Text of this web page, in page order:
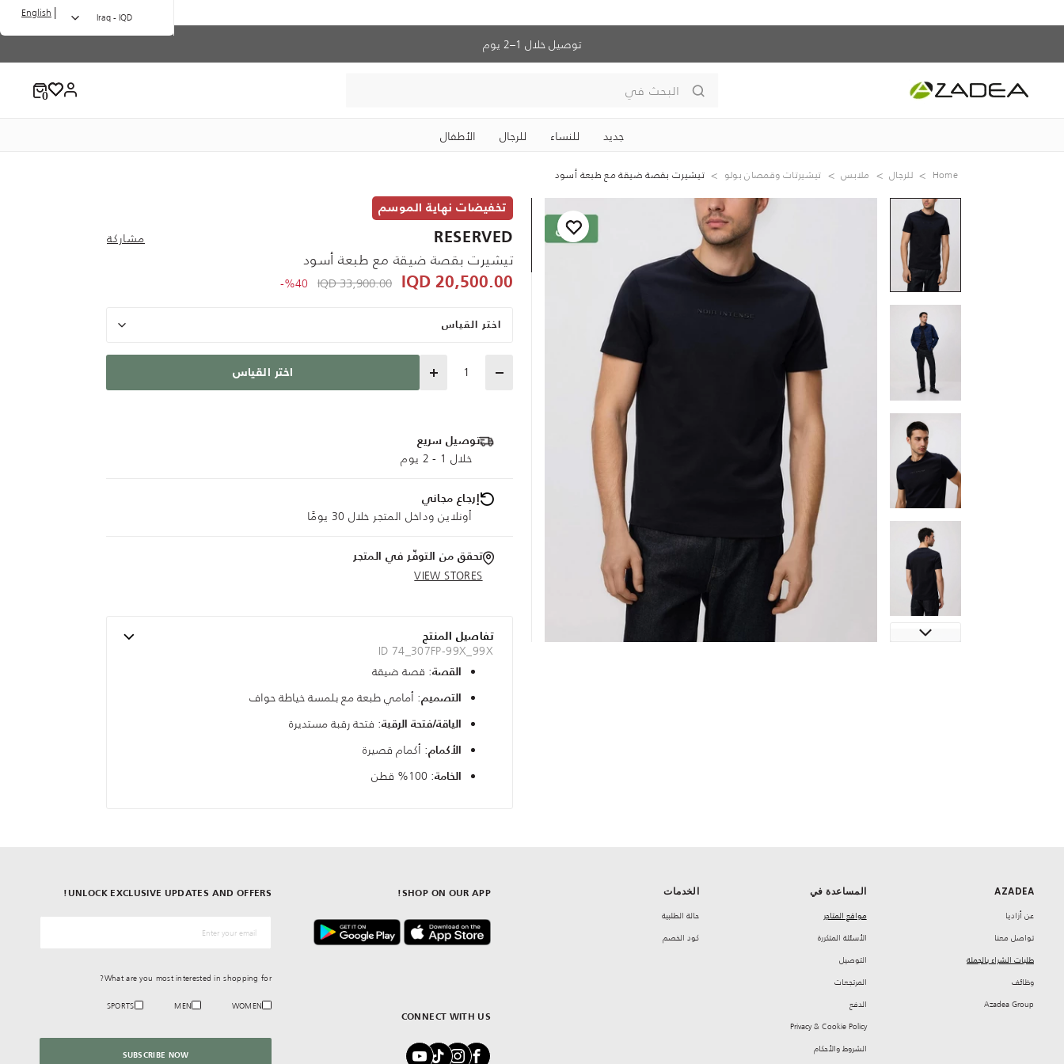
توصيل خلال 1–2 يوم
البحث في
جديد للنساء للرجال الأطفال
Iraq - IQD
|
English
Home للرجال ملابس تيشيرتات وقمصان بولو تيشيرت بقصة ضيقة مع طبعة أسود
تخفيضات نهاية الموسم
RESERVED مشاركة
تيشيرت بقصة ضيقة مع طبعة أسود
20,500.00 IQD
Price reduced from
33,900.00 IQD
to 20,500.00 IQD
%40-
اختر القياس
Quantity اختر القياس
توصيل سريع
خلال 1 - 2 يوم
إرجاع مجاني
أونلاين وداخل المتجر خلال 30 يومًا
تحقق من التوفّر في المتجر
VIEW STORES
تفاصيل المنتج
ID 74_307FP-99X_99X
القصة: قصة ضيقة
التصميم: أمامي طبعة مع بلمسة خياطة حواف
الياقة/فتحة الرقبة: فتحة رقبة مستديرة
الأكمام: أكمام قصيرة
الخامة: 100% قطن
AZADEA
‏عن أزاديا
تواصل معنا
طلبات الشراء بالجملة
‏وظائف
Azadea Group
المساعدة في
مواقع المتاجر
‏الأسئلة المتكررة
‏التوصيل
‏المرتجعات
‏الدفع
Privacy & Cookie Policy
‏الشروط والأحكام
الخدمات
حالة الطلبية
كود الخصم
CONNECT WITH US
SHOP ON OUR APP!
UNLOCK EXCLUSIVE UPDATES AND OFFERS!
What are you most interested in shopping for?
WOMEN
MEN
SPORTS
SUBSCRIBE NOW